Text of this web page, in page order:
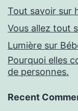
Tout savoir sur
Vous allez tout
Lumière sur
Pourquoi elles
de personnes.
Recent